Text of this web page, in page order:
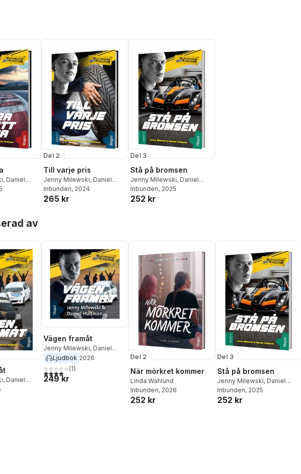
, Daniel
Del 2
Till varje pris
Jenny Milewski, Daniel
Hultman
Inbunden, 2024
265 kr
Del 3
Stå på bromsen
Jenny Milewski, Daniel
Hultman
Inbunden, 2025
252 kr
av
, Daniel
Vägen framåt
Jenny Milewski, Daniel
Hultman
Ljudbok 2026
4,0utav 5 stjärnor. Totalt antal röster:
(1)
249 kr
Del 2
När mörkret kommer
Linda Wahlund
Inbunden, 2026
252 kr
Del 3
Stå på bromsen
Jenny Milewski, Daniel
Hultman
Inbunden, 2025
252 kr